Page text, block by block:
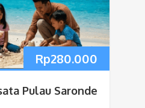
Rp280.000
Pulau Saronde